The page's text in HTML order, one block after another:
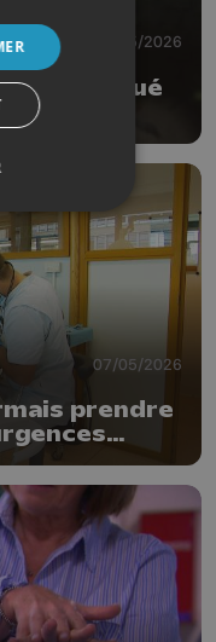
11/05/2026
distingué
07/05/2026
prendre